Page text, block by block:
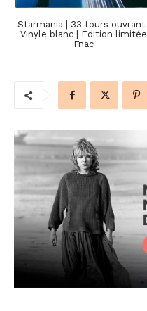
Starmania | 33 tours ouvrant |
Vinyle blanc | Édition limitée
Fnac